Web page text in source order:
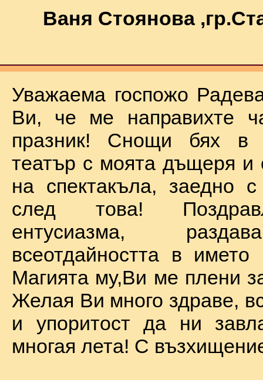
Ваня Стоянова
Уважаема госпожо
Ви, че ме направихте
празник! Снощи бях в
театър с моята дъщеря и
на спектакъла, заедно с
след това!
ентусиазма,
всеотдайността в името
Магията му,Ви ме плени
Желая Ви много здраве,
и упоритост да ни
многая лета! С